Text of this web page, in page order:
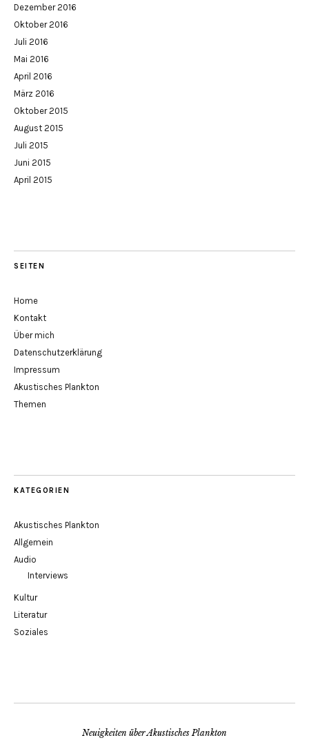
Dezember 2016
Oktober 2016
Juli 2016
Mai 2016
April 2016
März 2016
Oktober 2015
August 2015
Juli 2015
Juni 2015
April 2015
SEITEN
Home
Kontakt
Über mich
Datenschutzerklärung
Impressum
Akustisches Plankton
Themen
KATEGORIEN
Akustisches Plankton
Allgemein
Audio
Interviews
Kultur
Literatur
Soziales
Neuigkeiten über Akustisches Plankton